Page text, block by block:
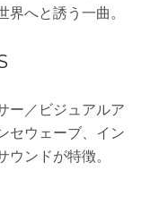
へと誘う一曲。
ー／ビジュアルア
セウェーブ、イン
ンドが特徴。